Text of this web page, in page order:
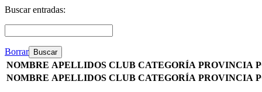
Buscar entradas:
Borrar
NOMBRE APELLIDOS CLUB CATEGORÍA PROVINCIA
NOMBRE APELLIDOS CLUB CATEGORÍA PROVINCIA